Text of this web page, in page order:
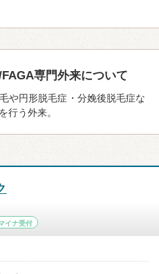
専門外来について
や円形脱毛症・分娩後脱毛症な
行う外来。
イナ受付